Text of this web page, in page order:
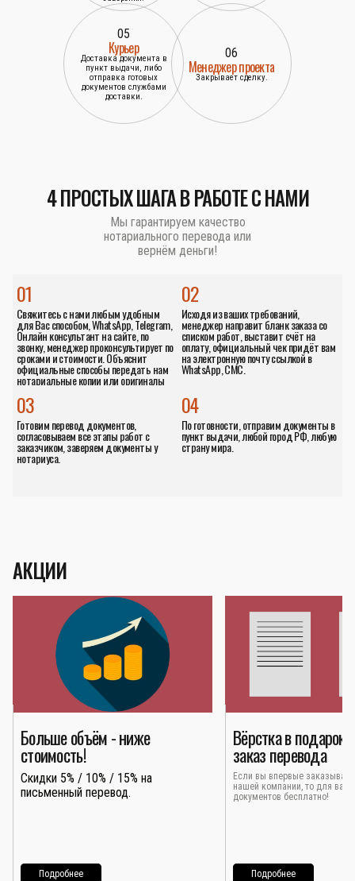
05
Курьер
Доставка документа в
пункт выдачи, либо
отправка готовых
документов службами
доставки.
06
Менеджер проекта
Закрывает сделку.
4 ПРОСТЫХ ШАГА В РАБОТЕ С НАМИ
Мы гарантируем качество
нотариального перевода или
вернём деньги!
01
Свяжитесь с нами любым удобным
для Вас способом, WhatsApp, Telegram,
Онлайн консультант на сайте, по
звонку, менеджер проконсультирует по
сроками и стоимости. Объяснит
официальные способы передать нам
нотариальные копии или оригиналы
02
Исходя из ваших требований,
менеджер направит бланк заказа со
списком работ, выставит счёт на
оплату, официальный чек придёт вам
на электронную почту ссылкой в
WhatsApp, СМС.
04
По готовности, отправим документы в
пункт выдачи, любой город РФ, любую
страну мира.
03
Готовим перевод документов,
согласовываем все этапы работ с
заказчиком, заверяем документы у
нотариуса.
АКЦИИ
Больше объём - ниже
стоимость!
Скидки 5% / 10% / 15% на
письменный перевод.
Подробнее
Вёрстка в подарок
заказ перевода
Если вы впервые
нашей компании, то для вас
документов бесплатно!
Подробнее